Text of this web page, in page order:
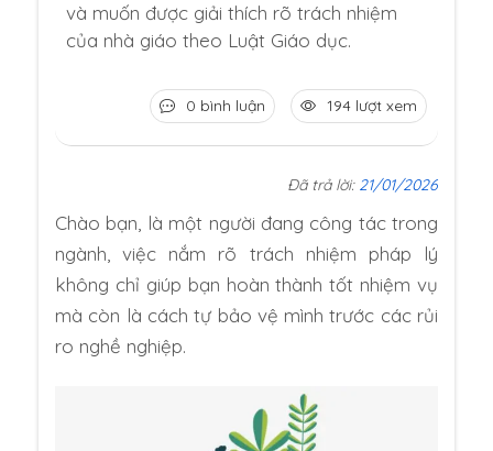
và muốn được giải thích rõ trách nhiệm
của nhà giáo theo Luật Giáo dục.
0 bình luận 194 lượt xem
Đã trả lời: 21/01/2026
Chào bạn, là một người đang công tác trong
ngành,
việc nắm rõ trách nhiệm pháp lý
không chỉ giúp bạn hoàn thành tốt nhiệm vụ
mà còn là cách tự bảo vệ mình trước các rủi
ro nghề nghiệp.